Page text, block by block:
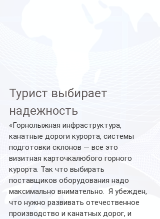
Турист выбирает
надежность
«Горнолыжная инфраструктура,
канатные дороги курорта, системы
подготовки склонов — все это
визитная карточкалюбого горного
курорта. Так что выбирать
поставщиков оборудования надо
максимально внимательно.  Я убежден,
что нужно развивать отечественное
производство и канатных дорог, и